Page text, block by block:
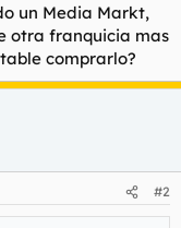
un Media Markt,
otra franquicia mas
comprarlo?
#2